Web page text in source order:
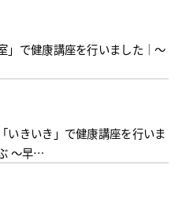
」で健康講座を行いました｜～
いきいき」で健康講座を行いま
～早…